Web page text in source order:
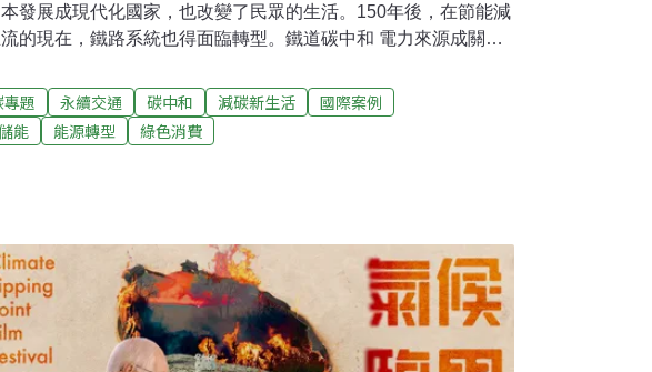
發展成現代化國家，也改變了民眾的生活。150年後，在節能減
的現在，鐵路系統也得面臨轉型。鐵道碳中和 電力來源成關鍵
確實如此。根據日本國土交通省的統計，大眾運輸工具每公里
碳排量，飛機是98克、巴士是57克、而鐵道只有17克[1]，相比
車卻要130克。要說鐵路是最低碳的大眾運輸工具一點也不為
又以火力發電廠為大宗（75.1%），光鐵道系統就消耗了日本全
力。
題 永續交通 碳中和 減碳新生活
國際案例
能 能源轉型 綠色消費